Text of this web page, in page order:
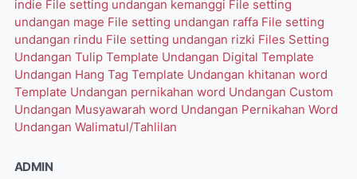
indie File setting undangan kemanggi File setting
undangan mage File setting undangan raffa File setting
undangan rindu File setting undangan rizki Files Setting
Undangan Tulip Template Undangan Digital Template
Undangan Hang Tag Template Undangan khitanan word
Template Undangan pernikahan word Undangan Custom
Undangan Musyawarah word Undangan Pernikahan Word
Undangan Walimatul/Tahlilan
ADMIN